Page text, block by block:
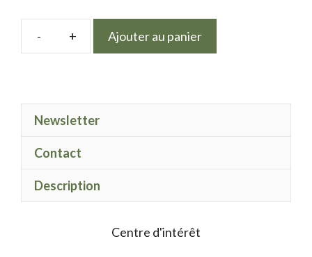
quantité
Green
golf
Ajouter au panier
Newsletter
Contact
Description
Centre d'intérêt